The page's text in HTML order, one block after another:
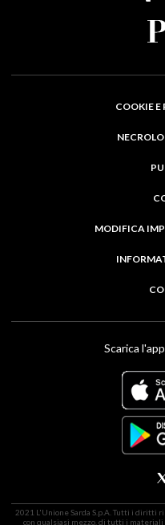
COOKIE E
MODIFICA
Scarica
2021 L'Unione Sarda S.p.A. Tutti i diritti
con qualsiasi mezzo, di tutti i